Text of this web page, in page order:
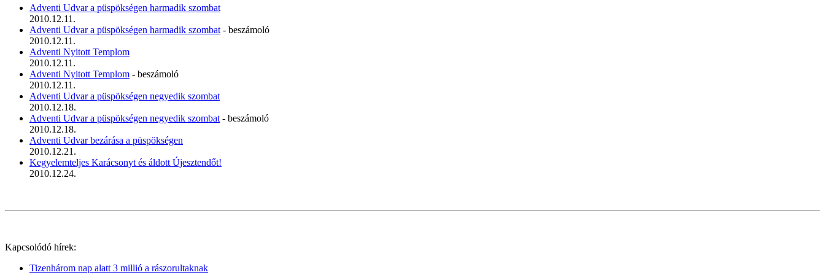
Adventi Udvar a püspökségen harmadik szombat
2010.12.11.
Adventi Udvar a püspökségen harmadik szombat - beszámoló
2010.12.11.
Adventi Nyitott Templom
2010.12.11.
Adventi Nyitott Templom - beszámoló
2010.12.11.
Adventi Udvar a püspökségen negyedik szombat
2010.12.18.
Adventi Udvar a püspökségen negyedik szombat - beszámoló
2010.12.18.
Adventi Udvar bezárása a püspökségen
2010.12.21.
Kegyelemteljes Karácsonyt és áldott Újesztendőt!
2010.12.24.
Kapcsolódó hírek:
Tizenhárom nap alatt 3 millió a rászorultaknak